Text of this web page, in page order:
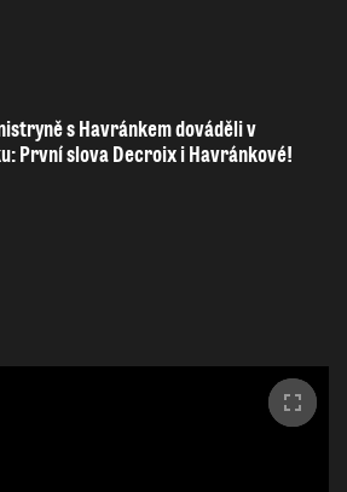
s Havránkem dováděli v
První slova Decroix i Havránkové!